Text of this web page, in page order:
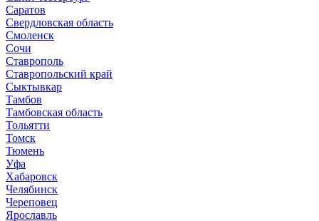
Саратов
Свердловская область
Смоленск
Сочи
Ставрополь
Ставропольский край
Сыктывкар
Тамбов
Тамбовская область
Тольятти
Томск
Тюмень
Уфа
Хабаровск
Челябинск
Череповец
Ярославль